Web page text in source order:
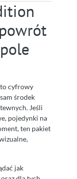
to cyfrowy
środek
Jeśli
pojedynki na
ten pakiet
jak